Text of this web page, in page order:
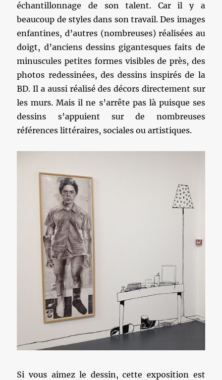
échantillonnage de son talent. Car il y a
beaucoup de styles dans son travail. Des images
enfantines, d’autres (nombreuses) réalisées au
doigt, d’anciens dessins gigantesques faits de
minuscules petites formes visibles de près, des
photos redessinées, des dessins inspirés de la
BD. Il a aussi réalisé des décors directement sur
les murs. Mais il ne s’arrête pas là puisque ses
dessins s’appuient sur de nombreuses
références littéraires, sociales ou artistiques.
Si vous aimez le dessin, cette exposition est